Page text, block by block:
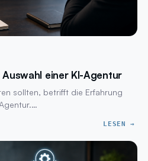
einer KI-Agentur
sollten, betrifft die Erfahrung
LESEN →